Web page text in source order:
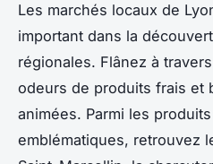
Les marchés locaux de
important dans la
régionales. Flânez à
odeurs de produits frais et
animées. Parmi les
emblématiques, retrouvez